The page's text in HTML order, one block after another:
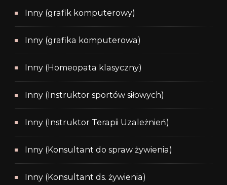
Inny (grafik komputerowy)
Inny (grafika komputerowa)
Inny (Homeopata klasyczny)
Inny (Instruktor sportów siłowych)
Inny (Instruktor Terapii Uzależnień)
Inny (Konsultant do spraw żywienia)
Inny (Konsultant ds. żywienia)